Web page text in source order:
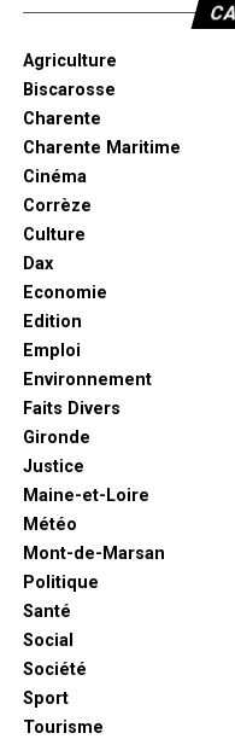
Agriculture
Biscarosse
Charente
Charente Maritime
Cinéma
Corrèze
Culture
Dax
Economie
Edition
Emploi
Environnement
Faits Divers
Gironde
Justice
Maine-et-Loire
Météo
Mont-de-Marsan
Politique
Santé
Social
Société
Sport
Tourisme